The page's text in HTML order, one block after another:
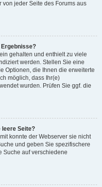
von jeder Seite des Forums aus
gehalten und enthielt zu viele
werden. Stellen Sie eine
Optionen, die Ihnen die erweiterte
möglich, dass Ihr(e)
wurden. Prüfen Sie ggf. die
leere Seite?
konnte der Webserver sie nicht
und geben Sie spezifischere
Suche auf verschiedene